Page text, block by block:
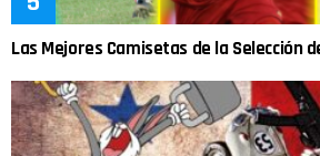
Las Mejores Camisetas de la Selección